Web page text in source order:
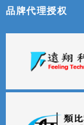
品牌代理授权